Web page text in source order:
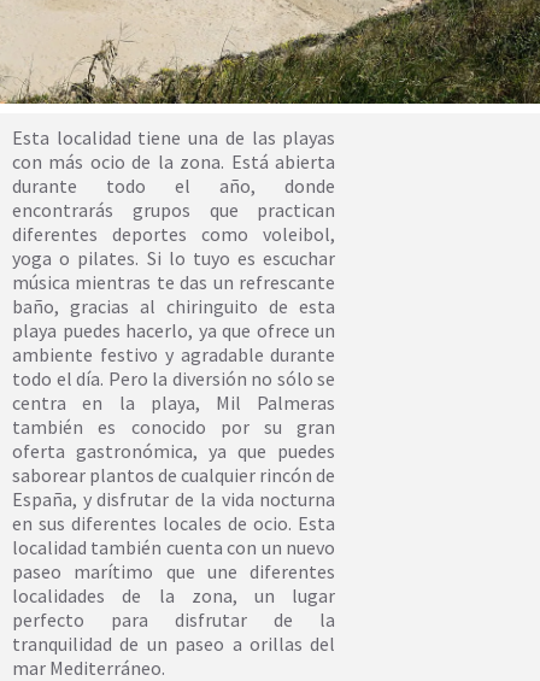
Esta localidad tiene una de las playas
con más ocio de la zona. Está abierta
durante todo el año, donde
encontrarás grupos que practican
diferentes deportes como voleibol,
yoga o pilates. Si lo tuyo es escuchar
música mientras te das un refrescante
baño, gracias al chiringuito de esta
playa puedes hacerlo, ya que ofrece un
ambiente festivo y agradable durante
todo el día. Pero la diversión no sólo se
centra en la playa, Mil Palmeras
también es conocido por su gran
oferta gastronómica, ya que puedes
saborear plantos de cualquier rincón de
España, y disfrutar de la vida nocturna
en sus diferentes locales de ocio. Esta
localidad también cuenta con un nuevo
paseo marítimo que une diferentes
localidades de la zona, un lugar
perfecto para disfrutar de la
tranquilidad de un paseo a orillas del
mar Mediterráneo.